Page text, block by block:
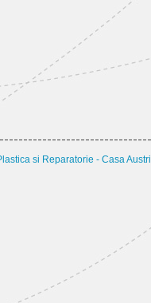
si Reparatorie - Casa